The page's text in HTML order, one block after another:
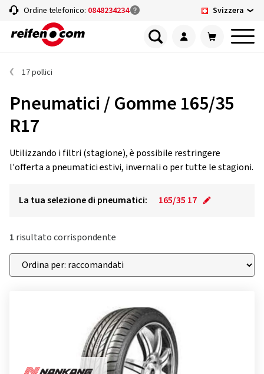
Ordine telefonico: 0848234234 Svizzera
17 pollici
Pneumatici / Gomme 165/35
R17
Utilizzando i filtri (stagione), è possibile restringere
l'offerta a pneumatici estivi, invernali o per tutte le stagioni.
La tua selezione di pneumatici: 165/35 17
1 risultato corrispondente